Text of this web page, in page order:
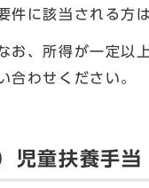
件に該当される方
お、所得が一定以
合わせください。
児童扶養手当